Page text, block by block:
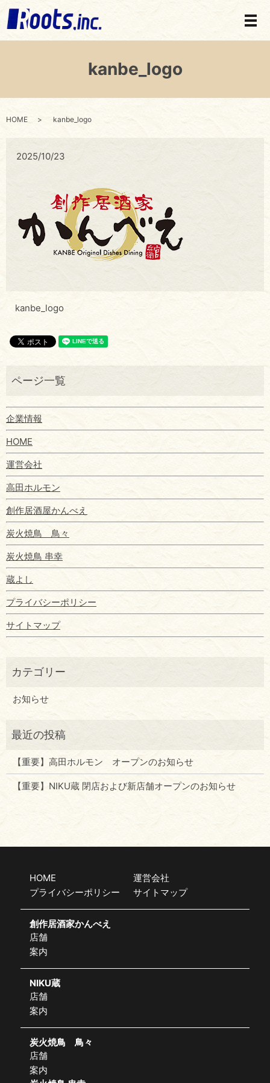
メ
kanbe_logo
HOME kanbe_logo
2025/10/23
kanbe_logo
企業情報
HOME
運営会社
高田ホルモン
創作居酒屋かんべえ
炭火焼鳥 鳥々
炭火焼鳥 串幸
蔵よし
プライバシーポリシー
サイトマップ
お知らせ
【重要】高田ホルモン オープンのお知らせ
【重要】NIKU蔵 閉店および新店舗オープンのお知らせ
HOME
運営会社
プライバシーポリシー
サイトマップ
創作居酒家かんべえ
店舗
案内
NIKU蔵
店舗
案内
炭火焼鳥 鳥々
店舗
案内